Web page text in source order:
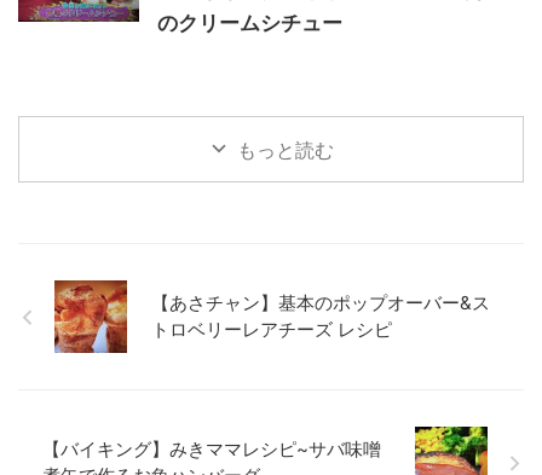
のクリームシチュー
もっと読む
【あさチャン】基本のポップオーバー&ス
トロベリーレアチーズ レシピ
【バイキング】みきママレシピ~サバ味噌